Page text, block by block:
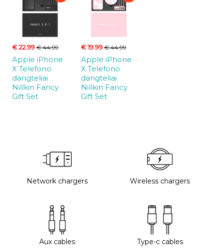
€ 22.99€ 44.99
Apple iPhone
X Telefono
dangteliai
Nillkin Fancy
Gift Set
€ 19.99€ 44.99
Apple iPhone
X Telefono
dangteliai
Nillkin Fancy
Gift Set
Network chargers Wireless chargers
Aux cables Type-c cables